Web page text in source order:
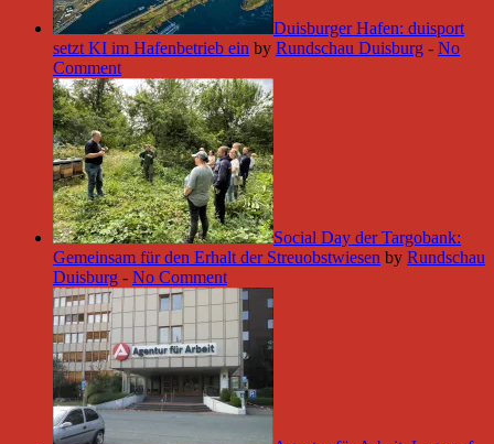
Duisburger Hafen: duisport
setzt KI im Hafenbetrieb ein by Rundschau Duisburg - No
Comment
Social Day der Targobank:
Gemeinsam für den Erhalt der Streuobstwiesen by Rundschau
Duisburg - No Comment